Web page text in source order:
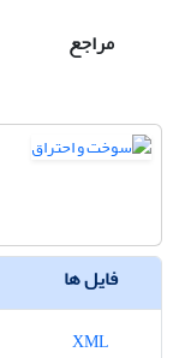
مراجع
فایل ها